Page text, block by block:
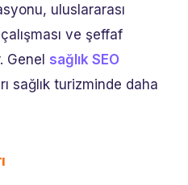
uluslararası
ve şeffaf
Genel sağlık SEO
sağlık turizminde daha